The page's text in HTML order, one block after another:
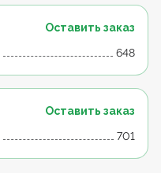
Оставить заказ
648
Оставить заказ
701